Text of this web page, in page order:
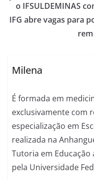
o IFSULDEMINAS
IFG abre vagas para
Milena
É formada em
exclusivamente com
especialização em
realizada na
Tutoria em
pela Universidade